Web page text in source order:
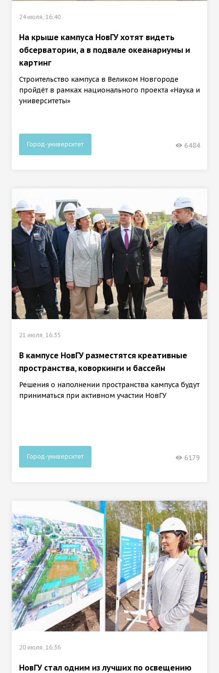
24 июля, 16:40
На крыше кампуса НовГУ хотят видеть
обсерватории, а в подвале океанариумы и
картинг
Строительство кампуса в Великом Новгороде
пройдёт в рамках национального проекта «Наука и
университеты»
Город-университет 6484
21 июля, 16:35
В кампусе НовГУ разместятся креативные
пространства, коворкинги и бассейн
Решения о наполнении пространства кампуса будут
приниматься при активном участии НовГУ
Город-университет 6179
20 июля, 16:36
НовГУ стал одним из лучших по освещению